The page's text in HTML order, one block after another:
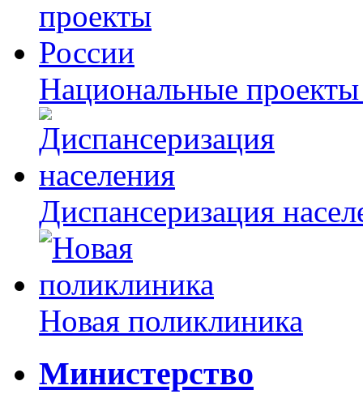
Национальные
Диспансеризация
Новая поликлиника
Министерство